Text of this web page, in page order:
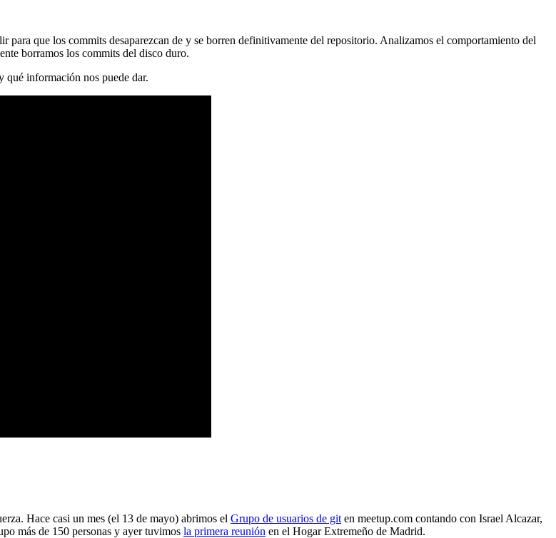
para que los commits desaparezcan de y se borren definitivamente del repositorio. Analizamos el comportamiento del
borramos los commits del disco duro.
información nos puede dar.
Hace casi un mes (el 13 de mayo) abrimos el Grupo de usuarios de git en meetup.com contando con Israel Alcazar,
más de 150 personas y ayer tuvimos la primera reunión en el Hogar Extremeño de Madrid.